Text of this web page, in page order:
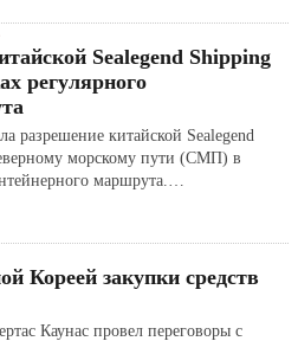
Sealegend Shipping
регулярного
разрешение китайской Sealegend
морскому пути (СМП) в
маршрута.…
Кореей закупки средств
Каунас провел переговоры с